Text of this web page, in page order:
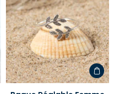
à
votre
liste